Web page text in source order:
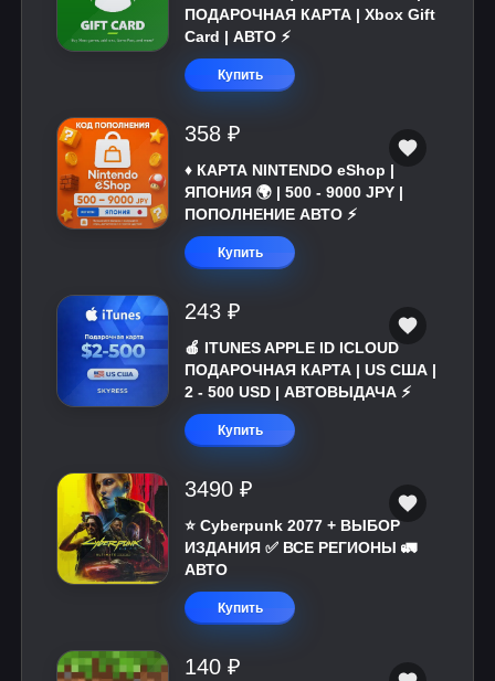
ПОДАРОЧНАЯ КАРТА | Xbox Gift
Card | АВТО ⚡
Купить
358 ₽
♦️ КАРТА NINTENDO eShop |
ЯПОНИЯ 🌍 | 500 - 9000 JPY |
ПОПОЛНЕНИЕ АВТО ⚡
Купить
243 ₽
🍎 ITUNES APPLE ID ICLOUD
ПОДАРОЧНАЯ КАРТА | US США |
2 - 500 USD | АВТОВЫДАЧА ⚡️
Купить
3490 ₽
⭐ Cyberpunk 2077 + ВЫБОР
ИЗДАНИЯ ✅ ВСЕ РЕГИОНЫ 🚛
АВТО
Купить
140 ₽